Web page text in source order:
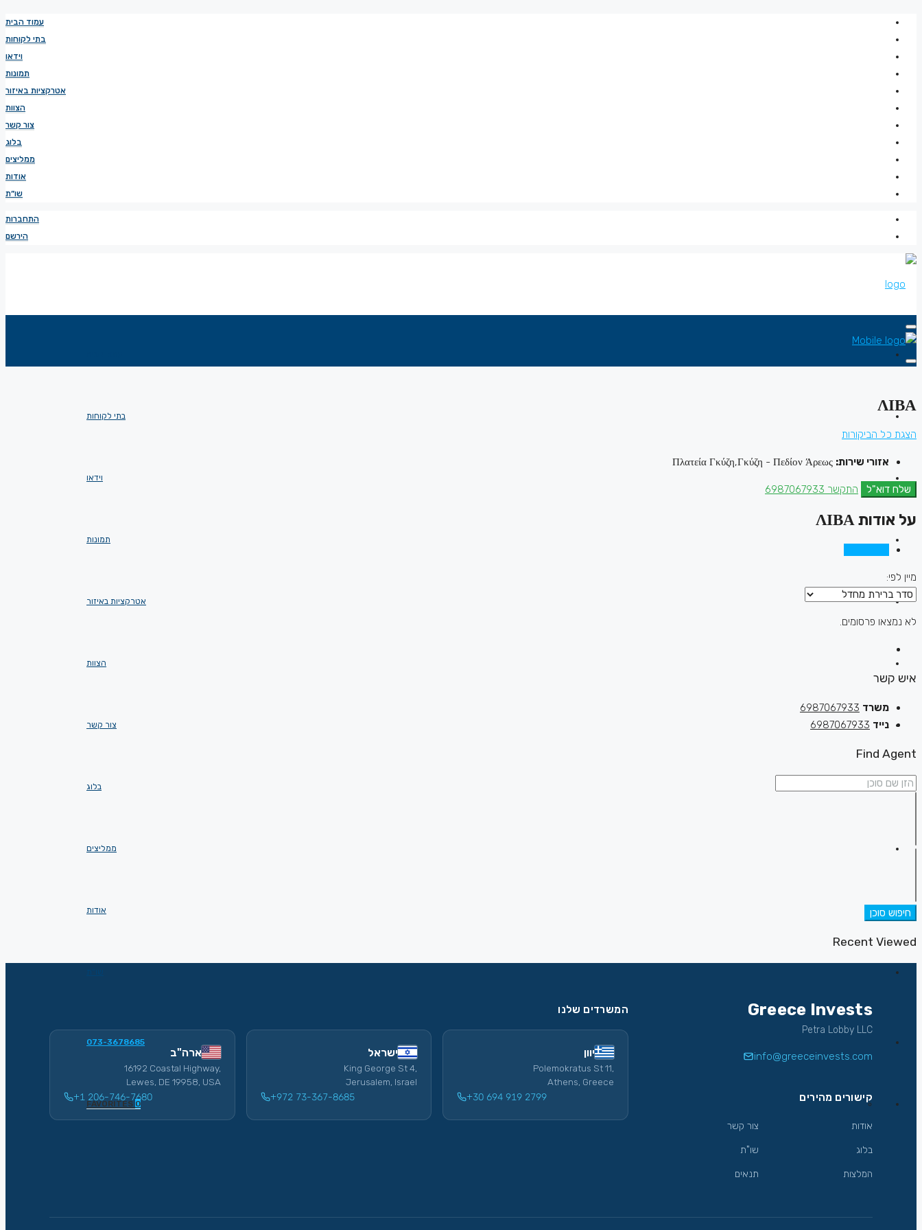
עמוד הבית
בתי לקוחות
וידאו
תמונות
אטרקציות באיזור
הצוות
צור קשר
בלוג
ממליצים
אודות
שו”ת
התחברות
הירשם
בתי לקוחות
וידאו
תמונות
אטרקציות באיזור
הצוות
צור קשר
בלוג
ממליצים
אודות
073-3678685
FAVORITES 0
ΛΙΒΑ
הצגת כל הביקורות
אזורי שירות:
שלח דוא"ל התקשר 6987067933
על אודות ΛΙΒΑ
מיין לפי:
לא נמצאו פרסומים.
איש קשר
משרד 6987067933
נייד 6987067933
Find Agent
חיפוש סוכן
Recent Viewed
Greece Invests
Petra Lobby LLC
info@greeceinvests.com
קישורים מהירים
אודות
בלוג
המלצות
צור קשר
שו"ת
תנאים
המשרדים שלנו
יוון
Polemokratus St 11,
Athens, Greece
+30 694 919 2799
ישראל
King George St 4,
Jerusalem, Israel
+972 73-367-8685
ארה"ב
16192 Coastal Highway,
Lewes, DE 19958, USA
+1 206-746-7680